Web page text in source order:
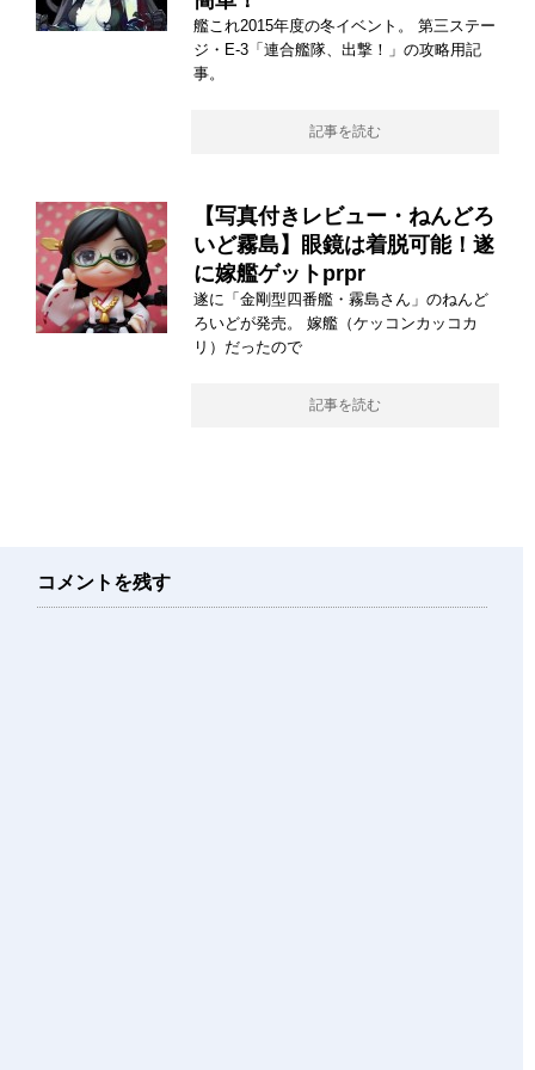
艦これ2015年度の冬イベント。 第三ステー
ジ・E-3「連合艦隊、出撃！」の攻略用記
事。
記事を読む
【写真付きレビュー・ねんどろ
いど霧島】眼鏡は着脱可能！遂
に嫁艦ゲットprpr
遂に「金剛型四番艦・霧島さん」のねんど
ろいどが発売。 嫁艦（ケッコンカッコカ
リ）だったので
記事を読む
コメントを残す